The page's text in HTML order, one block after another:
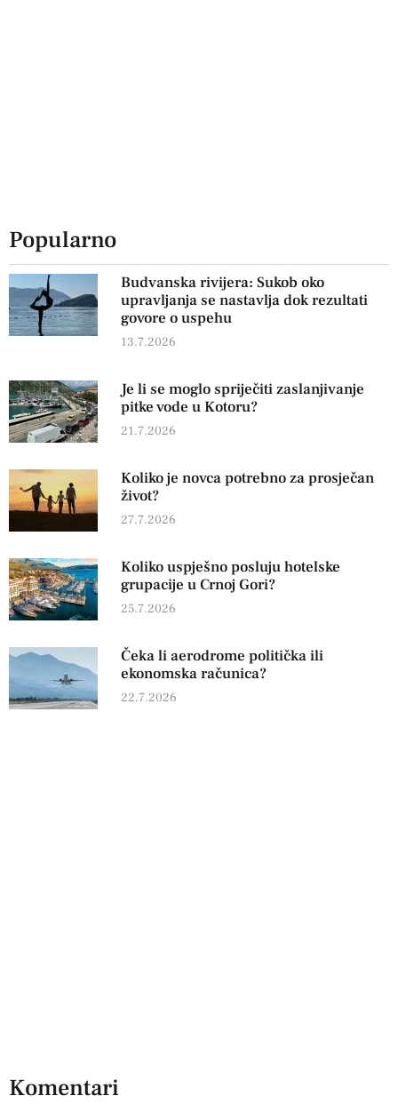
Popularno
Budvanska rivijera: Sukob oko
upravljanja se nastavlja dok rezultati
govore o uspehu
13.7.2026
Je li se moglo spriječiti zaslanjivanje
pitke vode u Kotoru?
21.7.2026
Koliko je novca potrebno za prosječan
život?
27.7.2026
Koliko uspješno posluju hotelske
grupacije u Crnoj Gori?
25.7.2026
Čeka li aerodrome politička ili
ekonomska računica?
22.7.2026
Komentari